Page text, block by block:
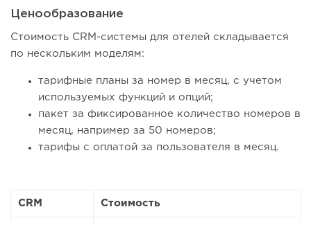
Ценообразование
Стоимость CRM-системы для отелей складывается
по нескольким моделям:
тарифные планы за номер в месяц, с учетом
используемых функций и опций;
пакет за фиксированное количество номеров в
месяц, например за 50 номеров;
тарифы с оплатой за пользователя в месяц.
CRM Стоимость